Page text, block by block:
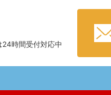
時間受付対応中